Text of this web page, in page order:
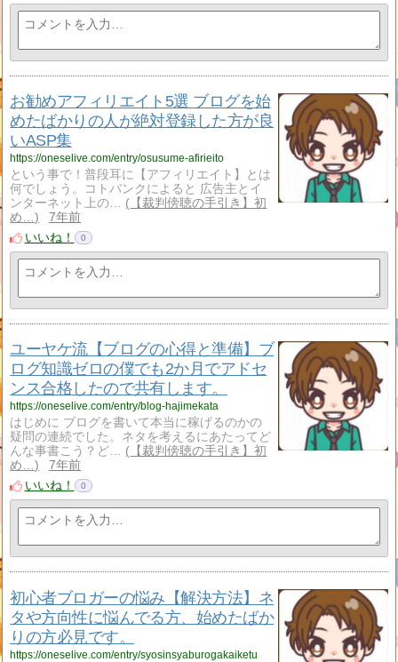
お勧めアフィリエイト5選 ブログを始
めたばかりの人が絶対登録した方が良
いASP集
https://oneselive.com/entry/osusume-afirieito
という事で！普段耳に【アフィリエイト】とは
何でしょう。コトバンクによると 広告主とイ
ンターネット上の…
【裁判傍聴の手引き】初
め…
7年前
いいね！
0
ユーヤケ流【ブログの心得と準備】ブ
ログ知識ゼロの僕でも2か月でアドセ
ンス合格したので共有します。
https://oneselive.com/entry/blog-hajimekata
はじめに ブログを書いて本当に稼げるのかの
疑問の連続でした。ネタを考えるにあたってど
んな事書こう？ど…
【裁判傍聴の手引き】初
め…
7年前
いいね！
0
初心者ブロガーの悩み【解決方法】ネ
タや方向性に悩んでる方、始めたばか
りの方必見です。
https://oneselive.com/entry/syosinsyaburogakaiketu